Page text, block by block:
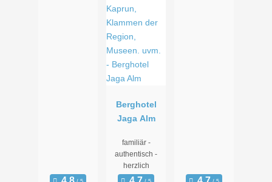
Panorama Suite ist perfekt für: Bergliebhaber & alle, die viel
Berghotel
Jaga Alm
familiär -
authentisch -
herzlich